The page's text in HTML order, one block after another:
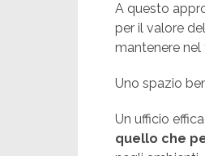
A questo
per il valore
mantenere
Uno spazio
Un ufficio
quello che